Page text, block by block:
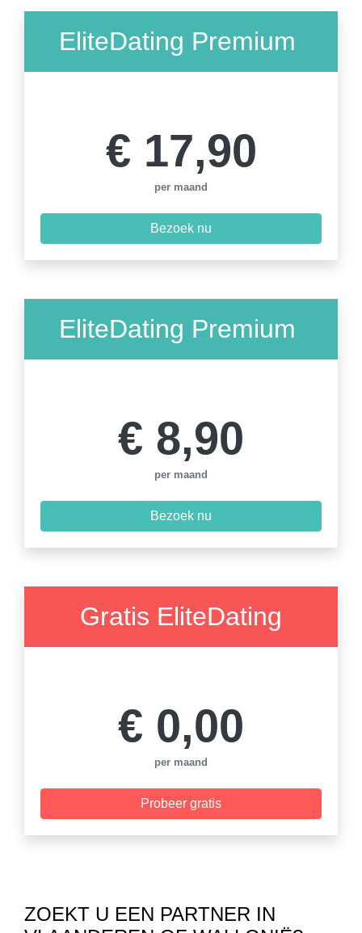
EliteDating Premium
€ 17,90
per maand
Bezoek nu
EliteDating Premium
€ 8,90
per maand
Bezoek nu
Gratis EliteDating
€ 0,00
per maand
Probeer gratis
ZOEKT U EEN PARTNER IN